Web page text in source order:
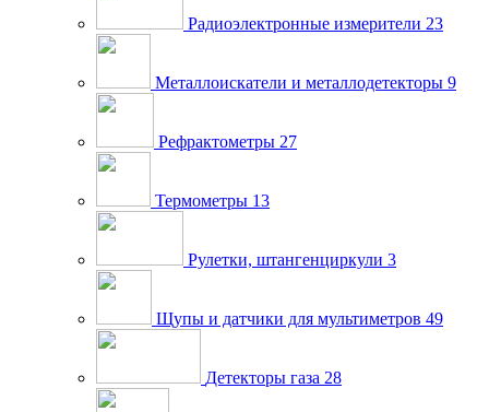
Радиоэлектронные измерители 23
Металлоискатели и металлодетекторы 9
Рефрактометры 27
Термометры 13
Рулетки, штангенциркули 3
Щупы и датчики для мультиметров 49
Детекторы газа 28